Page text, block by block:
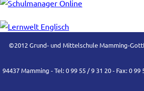
©2012 Grund- und Mittelschule Mamming-
94437 Mamming - Tel: 0 99 55 / 9 31 20 - Fax: 0 99